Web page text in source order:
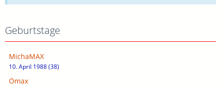
Geburtstage
MichaMAX
10. April 1988 (38)
Ömax